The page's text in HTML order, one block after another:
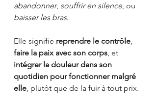
abandonner, souffrir en silence, ou
baisser les bras.
Elle signifie reprendre le contrôle
faire la paix avec son corps , et
intégrer la douleur dans son
quotidien pour fonctionner malgré
elle , plutôt que de la fuir à tout prix.